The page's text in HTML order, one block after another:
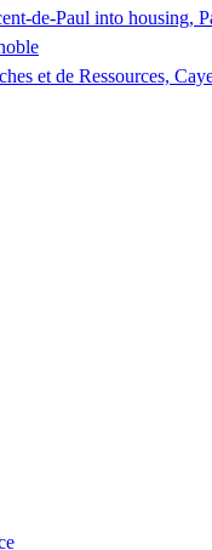
de-Paul into housing,
et de Ressources,